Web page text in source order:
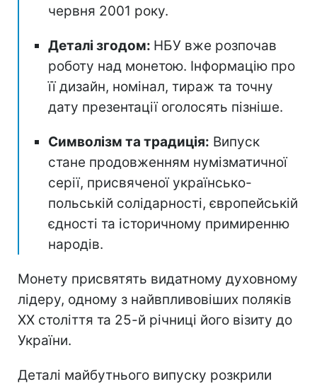
червня 2001 року.
Деталі згодом: НБУ вже розпочав
роботу над монетою. Інформацію про
її дизайн, номінал, тираж та точну
дату презентації оголосять пізніше.
Символізм та традиція: Випуск
стане продовженням нумізматичної
серії, присвяченої українсько-
польській солідарності, європейській
єдності та історичному примиренню
народів.
Монету присвятять видатному духовному
лідеру, одному з найвпливовіших поляків
ХХ століття та 25-й річниці його візиту до
України.
Деталі майбутнього випуску розкрили